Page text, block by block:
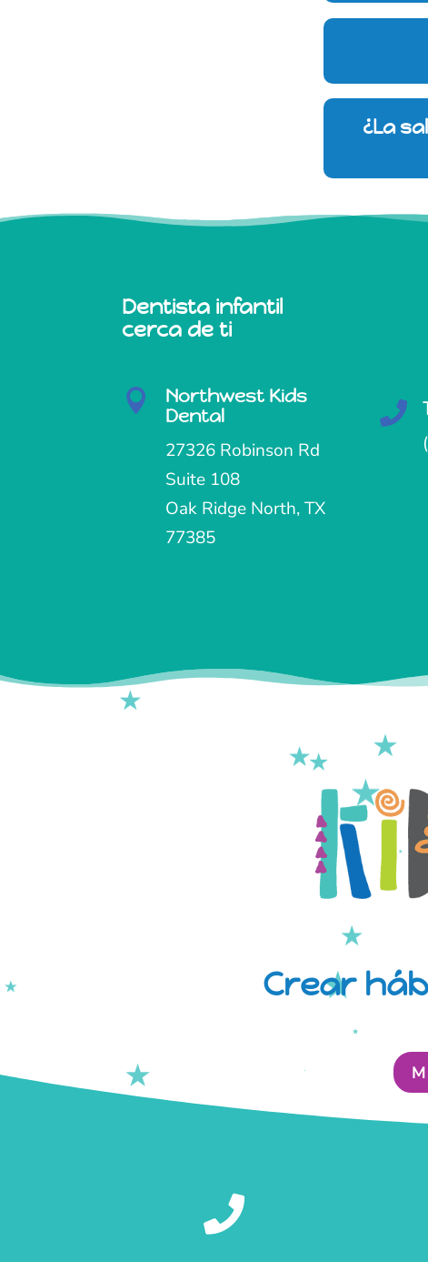
¿La
Dentista infantil
cerca de ti

Northwest Kids
Dental
27326 Robinson Rd
Suite 108
Oak Ridge North, TX
77385

Crear
